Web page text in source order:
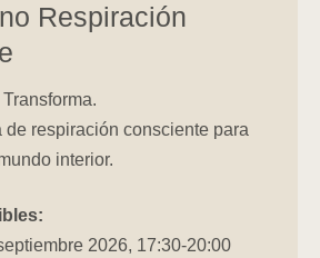
Respiración
de respiración consciente para
interior.
2026, 17:30-20:00